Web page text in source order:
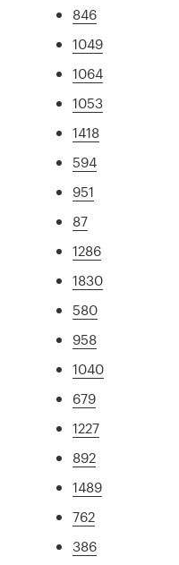
846
1049
1064
1053
1418
594
951
87
1286
1830
580
958
1040
679
1227
892
1489
762
386